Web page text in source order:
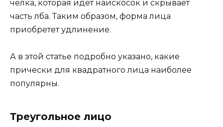
челка, которая идет наискосок и скрывает
часть лба. Таким образом, форма лица
приобретет удлинение.
А в этой статье подробно указано, какие
прически для квадратного лица наиболее
популярны.
Треугольное лицо